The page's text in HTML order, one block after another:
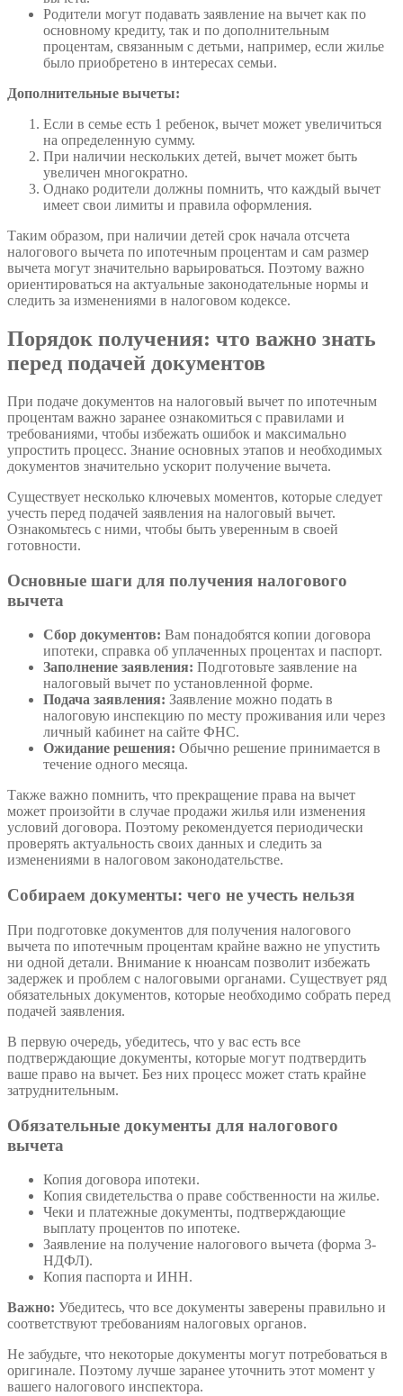
Родители могут подавать заявление на вычет как по
основному кредиту, так и по дополнительным
процентам, связанным с детьми, например, если жилье
было приобретено в интересах семьи.
Дополнительные вычеты:
Если в семье есть 1 ребенок, вычет может увеличиться
на определенную сумму.
При наличии нескольких детей, вычет может быть
увеличен многократно.
Однако родители должны помнить, что каждый вычет
имеет свои лимиты и правила оформления.
Таким образом, при наличии детей срок начала отсчета
налогового вычета по ипотечным процентам и сам размер
вычета могут значительно варьироваться. Поэтому важно
ориентироваться на актуальные законодательные нормы и
следить за изменениями в налоговом кодексе.
Порядок получения: что важно знать
перед подачей документов
При подаче документов на налоговый вычет по ипотечным
процентам важно заранее ознакомиться с правилами и
требованиями, чтобы избежать ошибок и максимально
упростить процесс. Знание основных этапов и необходимых
документов значительно ускорит получение вычета.
Существует несколько ключевых моментов, которые следует
учесть перед подачей заявления на налоговый вычет.
Ознакомьтесь с ними, чтобы быть уверенным в своей
готовности.
Основные шаги для получения налогового
вычета
Сбор документов: Вам понадобятся копии договора
ипотеки, справка об уплаченных процентах и паспорт.
Заполнение заявления: Подготовьте заявление на
налоговый вычет по установленной форме.
Подача заявления: Заявление можно подать в
налоговую инспекцию по месту проживания или через
личный кабинет на сайте ФНС.
Ожидание решения: Обычно решение принимается в
течение одного месяца.
Также важно помнить, что прекращение права на вычет
может произойти в случае продажи жилья или изменения
условий договора. Поэтому рекомендуется периодически
проверять актуальность своих данных и следить за
изменениями в налоговом законодательстве.
Собираем документы: чего не учесть нельзя
При подготовке документов для получения налогового
вычета по ипотечным процентам крайне важно не упустить
ни одной детали. Внимание к нюансам позволит избежать
задержек и проблем с налоговыми органами. Существует ряд
обязательных документов, которые необходимо собрать перед
подачей заявления.
В первую очередь, убедитесь, что у вас есть все
подтверждающие документы, которые могут подтвердить
ваше право на вычет. Без них процесс может стать крайне
затруднительным.
Обязательные документы для налогового
вычета
Копия договора ипотеки.
Копия свидетельства о праве собственности на жилье.
Чеки и платежные документы, подтверждающие
выплату процентов по ипотеке.
Заявление на получение налогового вычета (форма 3-
НДФЛ).
Копия паспорта и ИНН.
Важно: Убедитесь, что все документы заверены правильно и
соответствуют требованиям налоговых органов.
Не забудьте, что некоторые документы могут потребоваться в
оригинале. Поэтому лучше заранее уточнить этот момент у
вашего налогового инспектора.